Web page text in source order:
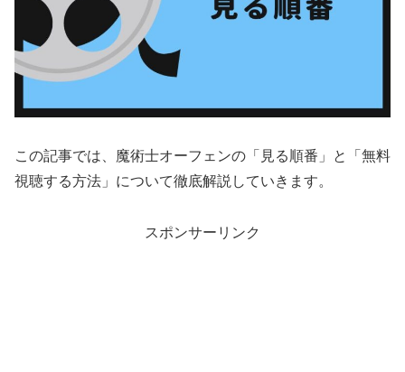
この記事では、魔術士オーフェンの「見る順番」と「無料
視聴する方法」について徹底解説していきます。
スポンサーリンク